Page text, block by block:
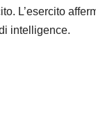
L’esercito
intelligence.